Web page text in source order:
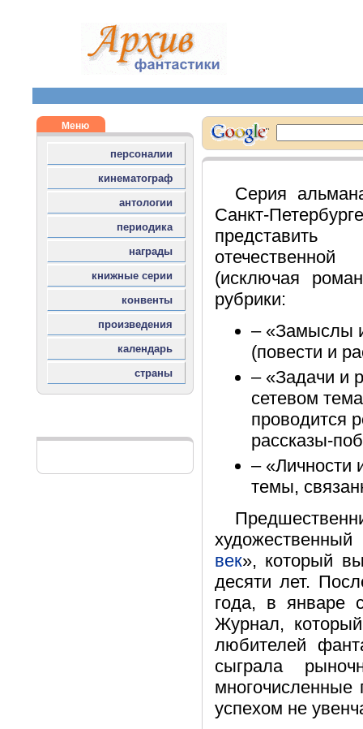
Серия
Санкт-
(исключая
рубрики:
– «Замыслы
(повести и
– «Задачи и
сетевом
проводится
рассказы-
– «Личности
темы,
век», который
десяти лет.
года, в январе
Журнал,
любителей
сыграла
успехом не